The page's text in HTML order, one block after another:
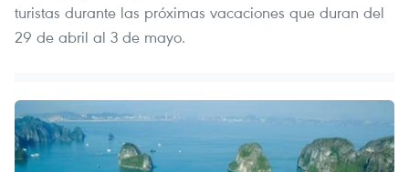
turistas durante las próximas vacaciones que duran del
29 de abril al 3 de mayo.